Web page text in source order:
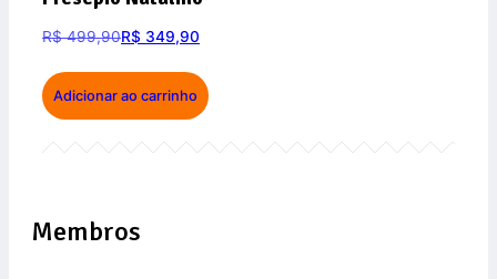
R$499,90R$ 349,90
Adicionar ao carrinho
Membros